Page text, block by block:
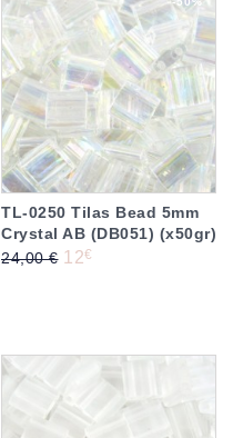
TL-0250 Tilas Bead 5mm
Crystal AB (DB051) (x50gr)
Prix de base
24,00 € Prix
12€